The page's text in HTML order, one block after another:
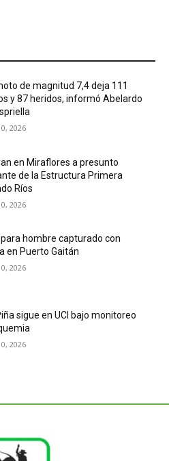
de magnitud 7,4 deja 111
y 87 heridos, informó Abelardo
2026
en Miraflores a presunto
de la Estructura Primera
Ríos
2026
hombre capturado con
en Puerto Gaitán
2026
sigue en UCI bajo monitoreo
2026